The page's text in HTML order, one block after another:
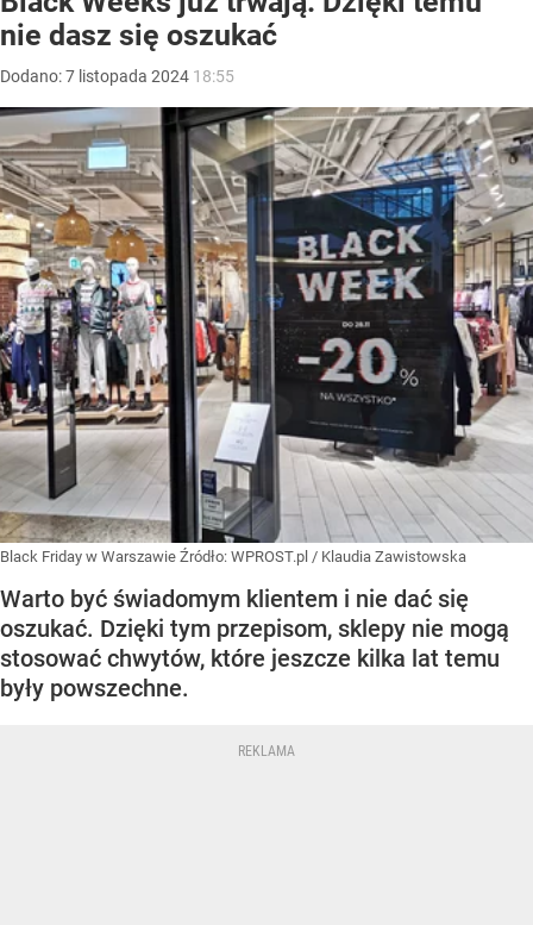
nie dasz się oszukać
Dodano:7 listopada 2024 18:55
Black Friday w Warszawie Źródło: WPROST.pl / Klaudia Zawistowska
Warto być świadomym klientem i nie dać się
oszukać. Dzięki tym przepisom, sklepy nie mogą
stosować chwytów, które jeszcze kilka lat temu
były powszechne.